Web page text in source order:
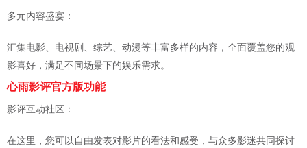
多元内容盛宴：
汇集电影、电视剧、综艺、动漫等丰富多样的内容，全面覆盖您的观
影喜好，满足不同场景下的娱乐需求。
心雨影评官方版功能
影评互动社区：
在这里，您可以自由发表对影片的看法和感受，与众多影迷共同探讨